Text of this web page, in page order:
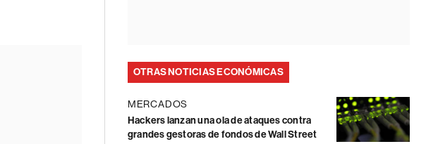
OTRAS NOTICIAS ECONÓMICAS
MERCADOS
Hackers lanzan una ola de ataques contra
grandes gestoras de fondos de Wall Street